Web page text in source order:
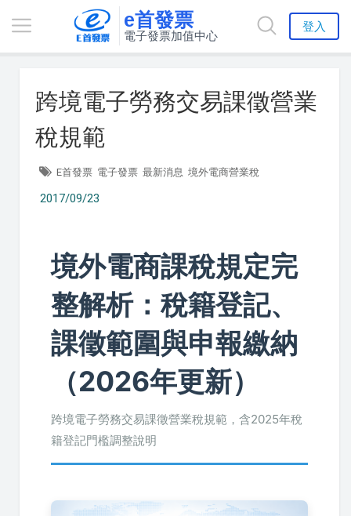
e首發票
電子發票加值中心
登入
跨境電子勞務交易課徵營業
稅規範
E首發票 電子發票 最新消息 境外電商營業稅
2017/09/23
境外電商課稅規定完
整解析：稅籍登記、
課徵範圍與申報繳納
（2026年更新）
跨境電子勞務交易課徵營業稅規範，含2025年稅
籍登記門檻調整說明